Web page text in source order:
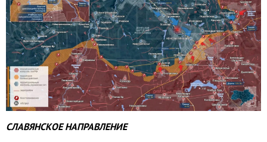
СЛАВЯНСКОЕ НАПРАВЛЕНИЕ